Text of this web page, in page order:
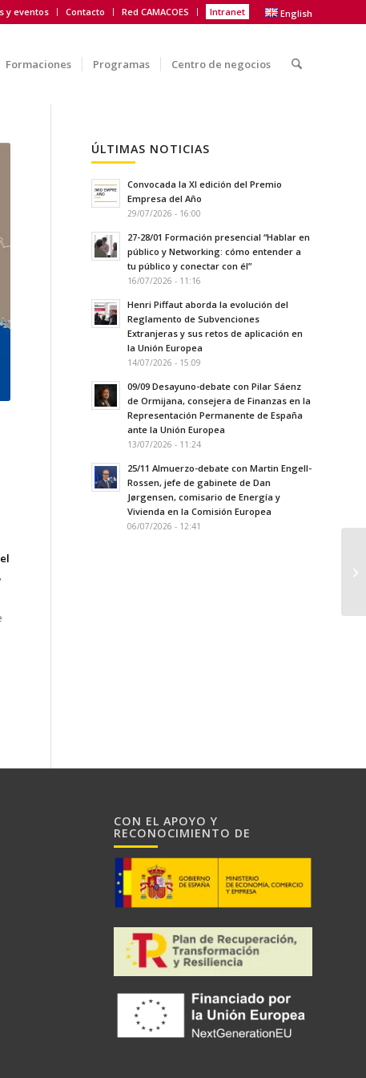
y eventos Contacto Red CAMACOES Intranet English
Formaciones Programas Centro de negocios
ÚLTIMAS NOTICIAS
Convocada la XI edición del Premio
Empresa del Año
29/07/2026 - 16:00
27-28/01 Formación presencial “Hablar en
público y Networking: cómo entender a
tu público y conectar con él”
16/07/2026 - 11:16
Henri Piffaut aborda la evolución del
Reglamento de Subvenciones
Extranjeras y sus retos de aplicación en
la Unión Europea
14/07/2026 - 15:09
09/09 Desayuno-debate con Pilar Sáenz
de Ormijana, consejera de Finanzas en la
Representación Permanente de España
ante la Unión Europea
13/07/2026 - 11:24
25/11 Almuerzo-debate con Martin Engell-
Rossen, jefe de gabinete de Dan
Jørgensen, comisario de Energía y
Vivienda en la Comisión Europea
06/07/2026 - 12:41
CON EL APOYO Y
RECONOCIMIENTO DE